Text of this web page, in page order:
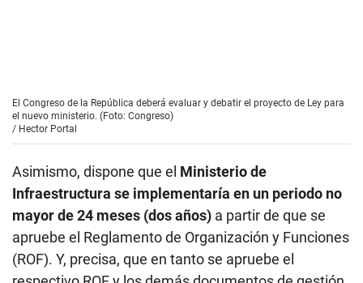
mayor de 24 meses (dos años)a partir de que se
apruebe el Reglamento de Organización y Funciones
(ROF). Y, precisa, que en tanto se apruebe el
respectivo ROF y los demás documentos de gestión
del Ministerio de Infraestructura, las entidades,
programas, proyectos o fondos que se van a
fusionar continuarán con sus funciones.
También se establece que para
la adecuación del